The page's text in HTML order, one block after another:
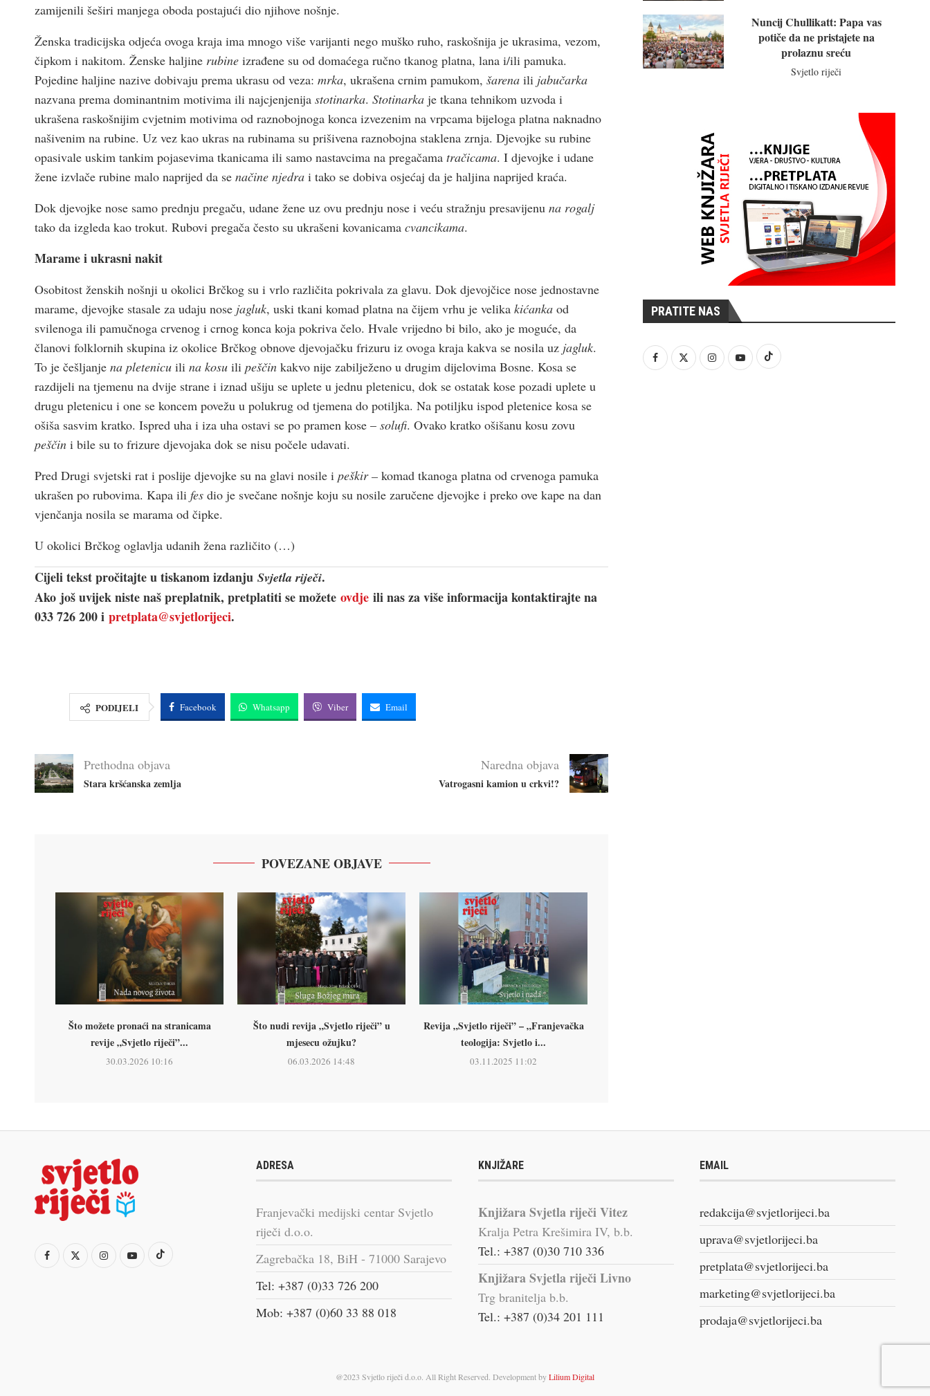
zamijenili šeširi manjega oboda postajući dio njihove nošnje.
Ženska tradicijska odjeća ovoga kraja ima mnogo više varijanti nego muško ruho, raskošnija je ukrasima, vezom,
čipkom i nakitom. Ženske haljine rubine izrađene su od domaćega ručno tkanog platna, lana i/ili pamuka.
Pojedine haljine nazive dobivaju prema ukrasu od veza: mrka, ukrašena crnim pamukom, šarena ili jabučarka
nazvana prema dominantnim motivima ili najcjenjenija stotinarka. Stotinarka je tkana tehnikom uzvoda i
ukrašena raskošnijim cvjetnim motivima od raznobojnoga konca izvezenim na vrpcama bijeloga platna naknadno
našivenim na rubine. Uz vez kao ukras na rubinama su prišivena raznobojna staklena zrnja. Djevojke su rubine
opasivale uskim tankim pojasevima tkanicama ili samo nastavcima na pregačama tračicama. I djevojke i udane
žene izvlače rubine malo naprijed da se načine njedra i tako se dobiva osjećaj da je haljina naprijed kraća.
Dok djevojke nose samo prednju pregaču, udane žene uz ovu prednju nose i veću stražnju presavijenu na rogalj
tako da izgleda kao trokut. Rubovi pregača često su ukrašeni kovanicama cvancikama.
Marame i ukrasni nakit
Osobitost ženskih nošnji u okolici Brčkog su i vrlo različita pokrivala za glavu. Dok djevojčice nose jednostavne
marame, djevojke stasale za udaju nose jagluk, uski tkani komad platna na čijem vrhu je velika kićanka od
svilenoga ili pamučnoga crvenog i crnog konca koja pokriva čelo. Hvale vrijedno bi bilo, ako je moguće, da
članovi folklornih skupina iz okolice Brčkog obnove djevojačku frizuru iz ovoga kraja kakva se nosila uz jagluk.
To je češljanje na pletenicu ili na kosu ili peščin kakvo nije zabilježeno u drugim dijelovima Bosne. Kosa se
razdijeli na tjemenu na dvije strane i iznad ušiju se uplete u jednu pletenicu, dok se ostatak kose pozadi uplete u
drugu pletenicu i one se koncem povežu u polukrug od tjemena do potiljka. Na potiljku ispod pletenice kosa se
ošiša sasvim kratko. Ispred uha i iza uha ostavi se po pramen kose – solufi. Ovako kratko ošišanu kosu zovu
peščin i bile su to frizure djevojaka dok se nisu počele udavati.
Pred Drugi svjetski rat i poslije djevojke su na glavi nosile i peškir – komad tkanoga platna od crvenoga pamuka
ukrašen po rubovima. Kapa ili fes dio je svečane nošnje koju su nosile zaručene djevojke i preko ove kape na dan
vjenčanja nosila se marama od čipke.
U okolici Brčkog oglavlja udanih žena različito (…)
Cijeli tekst pročitajte u tiskanom izdanju Svjetla riječi.
Ako još uvijek niste naš preplatnik, pretplatiti se možete ovdje ili nas za više informacija kontaktirajte na
033 726 200 i pretplata@svjetlorijeci.
PODIJELI Facebook Whatsapp Viber Email
Prethodna objava
Stara kršćanska zemlja
Naredna objava
Vatrogasni kamion u crkvi!?
POVEZANE OBJAVE
Što možete pronaći na stranicama
revije „Svjetlo riječi”...
30.03.2026 10:16
Što nudi revija „Svjetlo riječi” u
mjesecu ožujku?
06.03.2026 14:48
Revija „Svjetlo riječi” – „Franjevačka
teologija: Svjetlo i...
03.11.2025 11:02
Nuncij Chullikatt: Papa vas
potiče da ne pristajete na
prolaznu sreću
Svjetlo riječi
PRATITE NAS
ADRESA
Franjevački medijski centar Svjetlo
riječi d.o.o.
Zagrebačka 18, BiH - 71000 Sarajevo
Tel: +387 (0)33 726 200
Mob: +387 (0)60 33 88 018
KNJIŽARE
Knjižara Svjetla riječi Vitez
Kralja Petra Krešimira IV, b.b.
Tel.: +387 (0)30 710 336
Knjižara Svjetla riječi Livno
Trg branitelja b.b.
Tel.: +387 (0)34 201 111
EMAIL
redakcija@svjetlorijeci.ba
uprava@svjetlorijeci.ba
pretplata@svjetlorijeci.ba
marketing@svjetlorijeci.ba
prodaja@svjetlorijeci.ba
@2023 Svjetlo riječi d.o.o. All Right Reserved. Development byLilium Digital